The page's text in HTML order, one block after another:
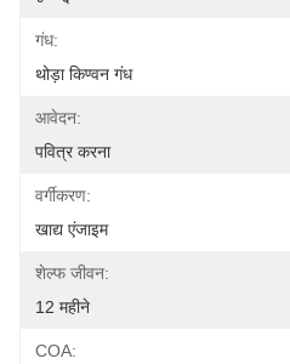
गंध:
थोड़ा किण्वन गंध
आवेदन:
पवित्र करना
वर्गीकरण:
खाद्य एंजाइम
शेल्फ जीवन:
12 महीने
COA: